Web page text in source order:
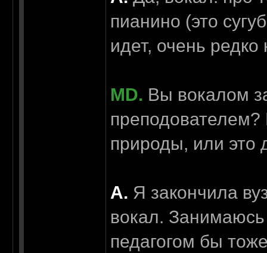
пианино (это
идет, очень редко
MD. Вы вокалом
преподователем?
природы, или это
А. Я закончила
вокал.
педагогом бы